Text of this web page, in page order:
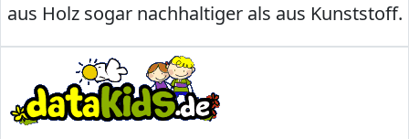
aus Holz sogar nachhaltiger als aus Kunststoff.